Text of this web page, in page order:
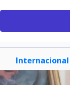
Internacional